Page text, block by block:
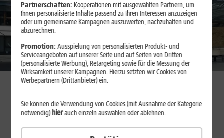
Über uns
Die 1&1 AG mit Sitz in Montabaur ist ein börsennotierter
Mit Fokus auf den deutschen Markt stärkt 1&1 gezielt die digitale
Partnerschaften: Kooperationen mit ausgewählten Partnern, um
Ihnen personalisierte Inhalte passend zu Ihren Interessen anzuzeigen
oder um gemeinsame Kampagnen auszuwerten, nachzuhalten und
abzurechnen.
Promotion:Ausspielung von personalisierten Produkt- und
Serviceangeboten auf unserer Seite und auf Seiten von Dritten
(personalisierte Werbung), Retargeting sowie für die Messung der
Wirksamkeit unserer Kampagnen. Hierzu setzten wir Cookies von
Werbepartnern (Drittanbieter) ein.
Sie können die Verwendung von Cookies (mit Ausnahme der Kategorie
notwendig)hierauch einzeln auswählen oder ablehnen.